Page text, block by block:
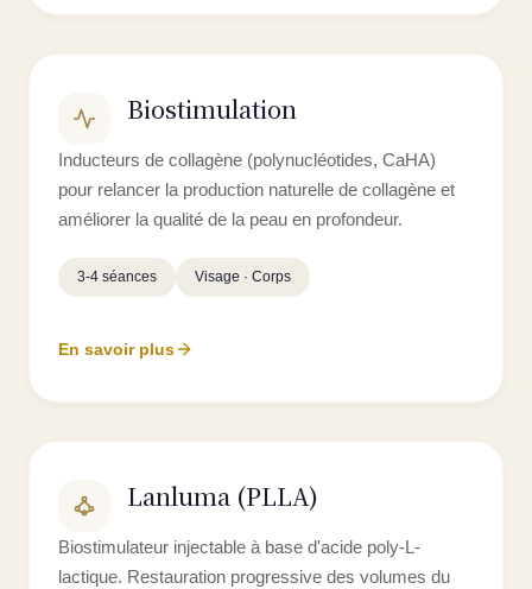
Biostimulation
Inducteurs de collagène (polynucléotides, CaHA)
pour relancer la production naturelle de collagène et
améliorer la qualité de la peau en profondeur.
3-4 séances Visage · Corps
En savoir plus
Lanluma (PLLA)
Biostimulateur injectable à base d'acide poly-L-
lactique. Restauration progressive des volumes du